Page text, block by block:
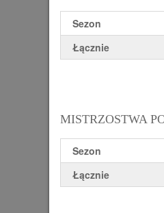
Sezon
Łącznie
MISTRZOSTWA
Sezon
Łącznie